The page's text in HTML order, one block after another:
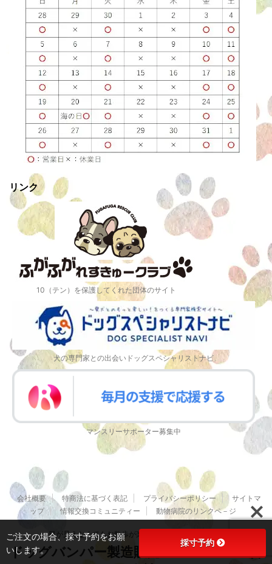
リンク
10（テン）を保護してくれた団体のサイト
犬の専門家との出会いドッグスペシャリストナビ
マンスリーサポーター募集中
会社概要 特商法に基づく表記 プライバシーポリシー
サイトマ
ップ
情報交換コミュニティー 動物病院のリンクペ－ジ
目が見えなくてもお散歩が楽しくなるドッグバンパー
ドッグバンパー製造販売AtomicWorks合
ご注文の場合、採寸予約をお願
いします。
採寸予約